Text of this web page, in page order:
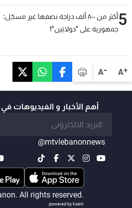
A+
A-
5
أكثر من ٨٠٠ ألف دراجة نصفها غير مسجّل:
جمهورية على "دولابَين"!
أهم الأخبار و الفيديوهات في
@mtvlebanonnews
All rights reserved.
powered by koein